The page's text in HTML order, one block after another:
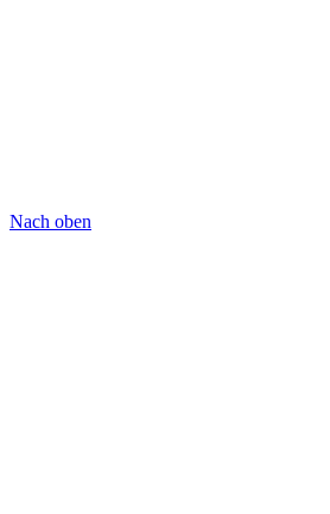
Nach oben